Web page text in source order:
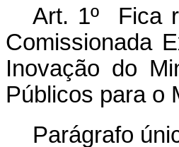
Art. 1º Fica
Comissionada
Inovação do
Públicos para o
Parágrafo